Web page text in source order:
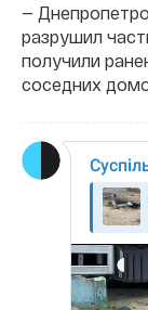
—
разрушил
получили
соседних